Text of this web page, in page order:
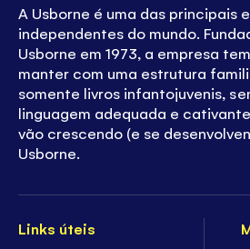
Links úteis
A Usborne é uma das principais
independentes do mundo.
Usborne em 1973, a empresa
manter com uma estrutura
somente livros infantojuvenis,
linguagem adequada e
vão crescendo (e se
Usborne.